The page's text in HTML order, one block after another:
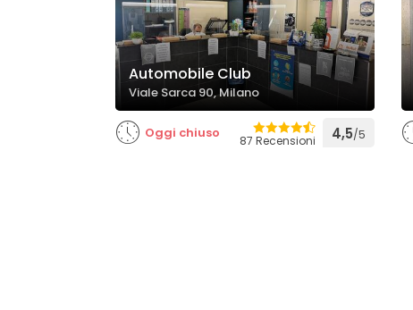
Automobile Club
Viale Sarca 90, Milano
Oggi chiuso 87 Recensioni 4,5/5